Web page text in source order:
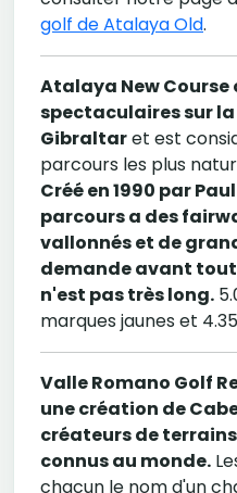
golf de Atalaya Old.
Atalaya New Course
spectaculaires sur
Gibraltaret est
parcours les plus
Créé en 1990 par
parcours a des
vallonnés et de
demande avant
n'est pas très long.
marques jaunes et
Valle Romano Golf
une création de
créateurs de
connus au monde.
chacun le nom d'un